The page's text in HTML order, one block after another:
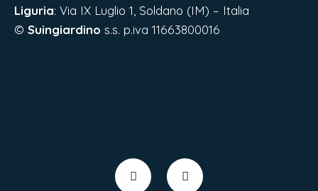
Liguria: Via IX Luglio 1, Soldano (IM) – Italia
© Suingiardino s.s. p.iva 11663800016